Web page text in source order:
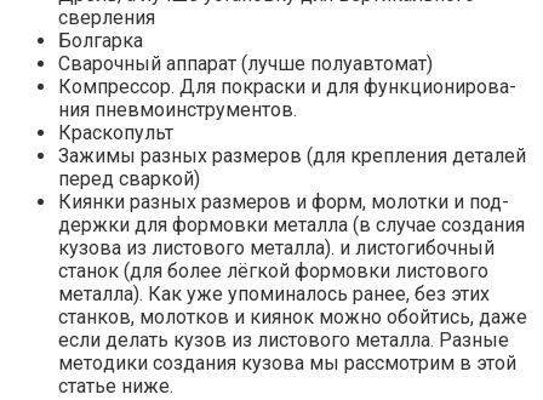
сверления
Бол­гар­ка
Сва­роч­ный аппа­рат (луч­ше полуавтомат)
Ком­прес­сор. Для покрас­ки и для функ­ци­о­ни­ро­ва­
ния пневмоинструментов.
Крас­ко­пульт
Зажи­мы раз­ных раз­ме­ров (для креп­ле­ния дета­лей
перед сваркой)
Киян­ки раз­ных раз­ме­ров и форм, молот­ки и под­
держ­ки для фор­мов­ки метал­ла (в слу­чае созда­ния
кузо­ва из листо­во­го металла). и листо­ги­боч­ный
ста­нок (для более лёг­кой фор­мов­ки листо­во­го
метал­ла). Как уже упо­ми­на­лось ранее, без этих
стан­ков, молот­ков и кия­нок мож­но обой­тись, даже
если делать кузов из листо­во­го метал­ла. Раз­ные
мето­ди­ки созда­ния кузо­ва мы рас­смот­рим в этой
ста­тье ниже.